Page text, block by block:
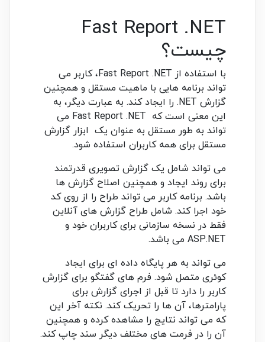
Fast Report .NET
چیست؟
با استفاده از Fast Report .NET، کاربر می
تواند برنامه هایی با ماهیت مستقل و همچنین
گزارش NET. را ایجاد کند. به عبارت دیگر، به
این معنی است که Fast Report .NET می
تواند به طور مستقل به عنوان یک ابزار گزارش
مستقل برای همه کاربران استفاده شود.
می تواند شامل یک گزارش تصویری قدرتمند
برای روند ایجاد و همچنین اصلاح گزارش ها
باشد. برنامه کاربر می تواند طراح را از روی کد
خود اجرا کند. شامل طراح گزارش های آنلاین
فقط در نسخه سازمانی برای کاربران خود و
ASP.NET می باشد.
می تواند به هر پایگاه داده ای برای ایجاد
کوئری متصل شود. فرم های گفتگو برای گزارش
کاربر را دارد تا قبل از اجرای گزارش برای
پارامترها، آن ها را تحریک کند. نکته آخر این
که می تواند نتایج را مشاهده کرده و همچنین
آن را در فرمت های مختلف دیگر سند چاپ کند.